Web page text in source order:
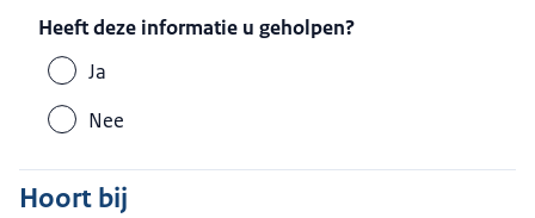
Heeft deze informatie u geholpen?
Ja
Nee
Hoort bij